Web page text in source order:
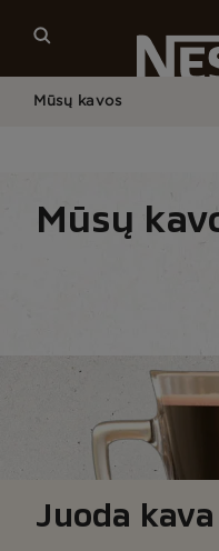
Mūsų kavos
Mūsų
Juoda kava